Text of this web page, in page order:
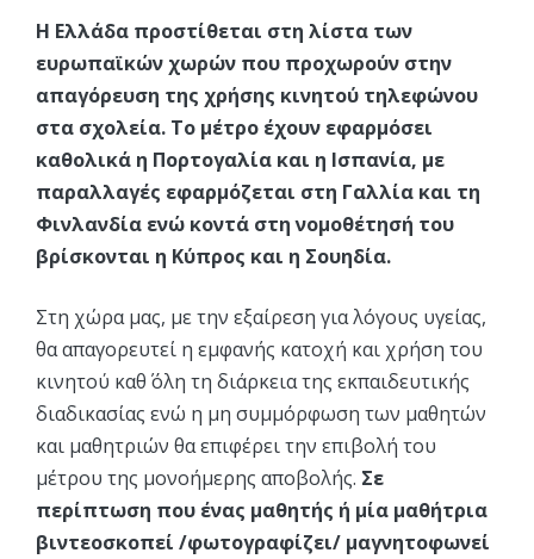
Η Ελλάδα προστίθεται στη λίστα των
ευρωπαϊκών χωρών που προχωρούν στην
απαγόρευση της χρήσης κινητού τηλεφώνου
στα σχολεία. Το μέτρο έχουν εφαρμόσει
καθολικά η Πορτογαλία και η Ισπανία, με
παραλλαγές εφαρμόζεται στη Γαλλία και τη
Φινλανδία ενώ κοντά στη νομοθέτησή του
βρίσκονται η Κύπρος και η Σουηδία.
Στη χώρα μας, με την εξαίρεση για λόγους υγείας,
θα απαγορευτεί η εμφανής κατοχή και χρήση του
κινητού καθ΄ όλη τη διάρκεια της εκπαιδευτικής
διαδικασίας ενώ η μη συμμόρφωση των μαθητών
και μαθητριών θα επιφέρει την επιβολή του
μέτρου της μονοήμερης αποβολής. Σε
περίπτωση που ένας μαθητής ή μία μαθήτρια
βιντεοσκοπεί /φωτογραφίζει/ μαγνητοφωνεί